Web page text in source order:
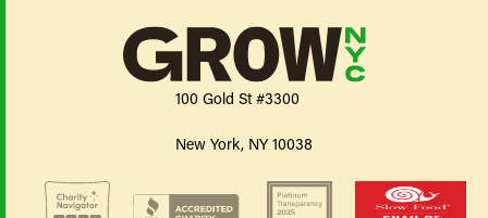
100 Gold St #3300
New York, NY 10038